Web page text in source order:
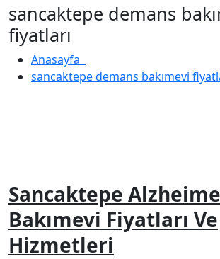
sancaktepe demans
fiyatları
Anasayfa
sancaktepe demans bakımevi
Sancaktepe
Bakımevi Fiyatları Ve
Hizmetleri